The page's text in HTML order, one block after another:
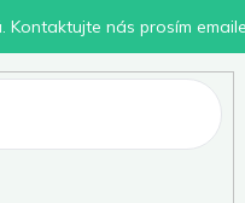
nás prosím